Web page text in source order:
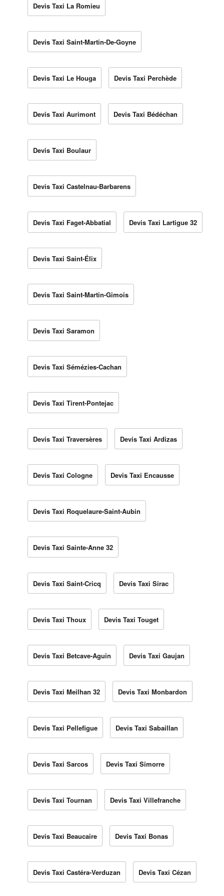
Devis Taxi La Romieu
Devis Taxi Saint-Martin-De-Goyne
Devis Taxi Le Houga Devis Taxi Perchède
Devis Taxi Aurimont Devis Taxi Bédéchan
Devis Taxi Boulaur
Devis Taxi Castelnau-Barbarens
Devis Taxi Faget-Abbatial Devis Taxi Lartigue 32
Devis Taxi Saint-Élix
Devis Taxi Saint-Martin-Gimois
Devis Taxi Saramon
Devis Taxi Sémézies-Cachan
Devis Taxi Tirent-Pontejac
Devis Taxi Traversères Devis Taxi Ardizas
Devis Taxi Cologne Devis Taxi Encausse
Devis Taxi Roquelaure-Saint-Aubin
Devis Taxi Sainte-Anne 32
Devis Taxi Saint-Cricq Devis Taxi Sirac
Devis Taxi Thoux Devis Taxi Touget
Devis Taxi Betcave-Aguin Devis Taxi Gaujan
Devis Taxi Meilhan 32 Devis Taxi Monbardon
Devis Taxi Pellefigue Devis Taxi Sabaillan
Devis Taxi Sarcos Devis Taxi Simorre
Devis Taxi Tournan Devis Taxi Villefranche
Devis Taxi Beaucaire Devis Taxi Bonas
Devis Taxi Castéra-Verduzan Devis Taxi Cézan